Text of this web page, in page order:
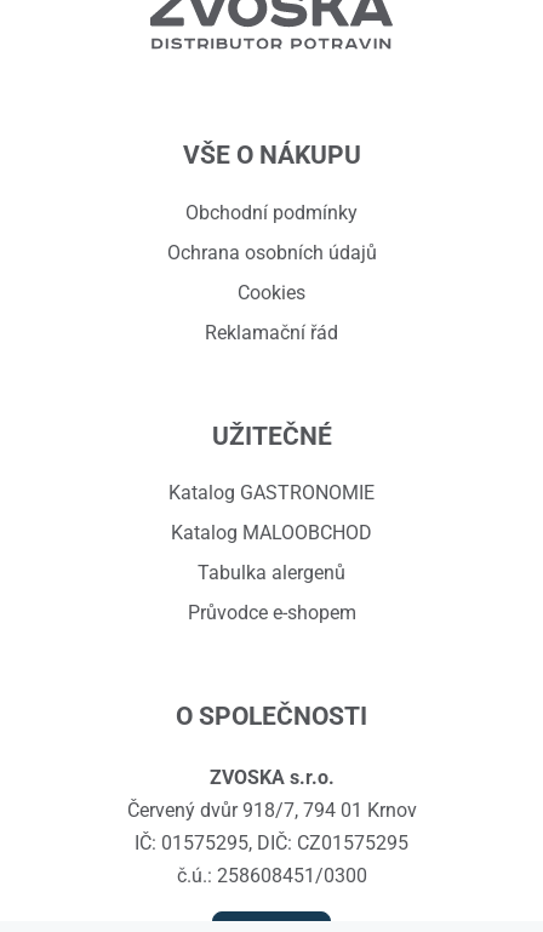
VŠE O NÁKUPU
Obchodní podmínky
Ochrana osobních údajů
Cookies
Reklamační řád
UŽITEČNÉ
Katalog GASTRONOMIE
Katalog MALOOBCHOD
Tabulka alergenů
Průvodce e-shopem
O SPOLEČNOSTI
ZVOSKA s.r.o.
Červený dvůr 918/7, 794 01 Krnov
IČ: 01575295, DIČ: CZ01575295
č.ú.: 258608451/0300